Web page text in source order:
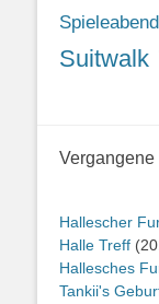
Spieleabend
Suitwalk
Vergangene
Hallescher
Halle Treff
Hallesches
Tankii's